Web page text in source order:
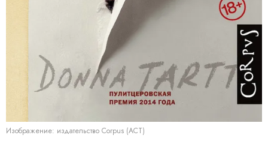
Изображение: издательство Corpus (АСТ)